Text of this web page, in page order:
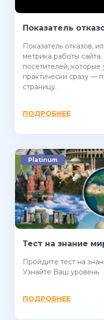
Показатель
Показатель отказов,
метрика работы
посетителей, которые
практически сразу —
страницу.
ПОДРОБНЕЕ
Platinum
Тест на знание
Пройдите тест на
Узнайте Ваш уровень
ПОДРОБНЕЕ